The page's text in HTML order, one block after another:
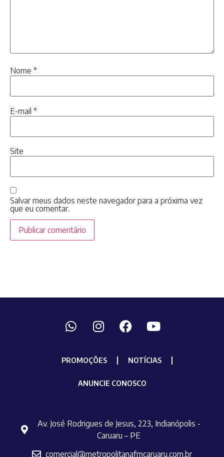
Nome *
E-mail *
Site
Salvar meus dados neste navegador para a próxima vez
que eu comentar.
PROMOÇÕES NOTÍCIAS
ANUNCIE CONOSCO
Av. José Rodrigues de Jesus, 223, Indianópolis -
Caruaru – PE
comercial@metropolitanafmcaruaru.com.br